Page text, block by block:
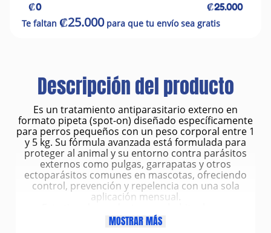
₡0 ₡25.000
Te faltan ₡25.000para que tu envío sea gratis
Descripción del producto
Es un tratamiento antiparasitario externo en
formato pipeta (spot-on) diseñado específicamente
para perros pequeños con un peso corporal entre 1
y 5 kg. Su fórmula avanzada está formulada para
proteger al animal y su entorno contra parásitos
externos como pulgas, garrapatas y otros
ectoparásitos comunes en mascotas, ofreciendo
control, prevención y repelencia con una sola
aplicación mensual.
programas de prevención veterinaria ya que no solo
actúan sobre el perro, sino que también
MOSTRAR MÁS